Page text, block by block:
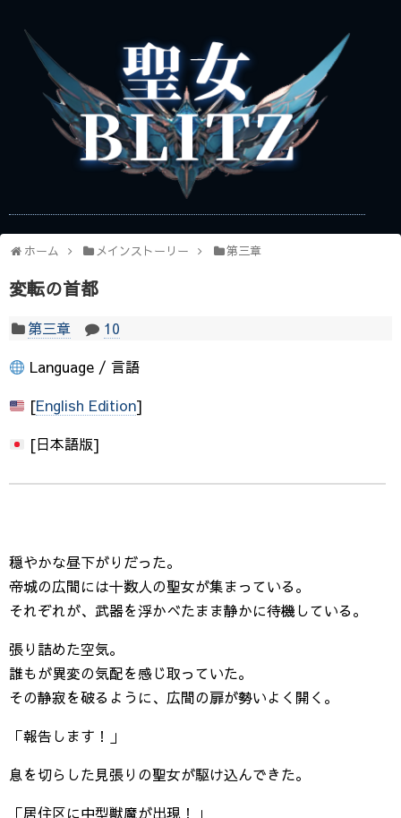
ホーム メインストーリー 第三章
変転の首都
第三章
10
Language / 言語
[English Edition]
[日本語版]
穏やかな昼下がりだった。
帝城の広間には十数人の聖女が集まっている。
それぞれが、武器を浮かべたまま静かに待機している。
張り詰めた空気。
誰もが異変の気配を感じ取っていた。
その静寂を破るように、広間の扉が勢いよく開く。
「報告します！」
息を切らした見張りの聖女が駆け込んできた。
「居住区に中型獣魔が出現！」